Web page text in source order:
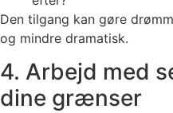
Den tilgang kan gøre
og mindre dramatisk.
4. Arbejd med
dine grænser